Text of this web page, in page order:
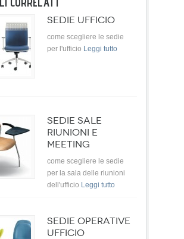
SEDIE UFFICIO
come scegliere le sedie
per l'ufficio Leggi tutto
SEDIE SALE
RIUNIONI E
MEETING
come scegliere le sedie
per la sala delle riunioni
dell'ufficio Leggi tutto
SEDIE OPERATIVE
UFFICIO